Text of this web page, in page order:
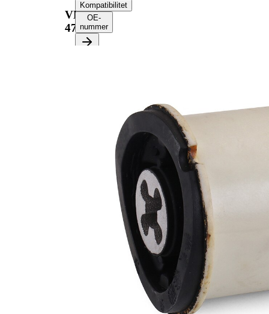
VKDS
476015
Kompatibilitet
OE-
nummer